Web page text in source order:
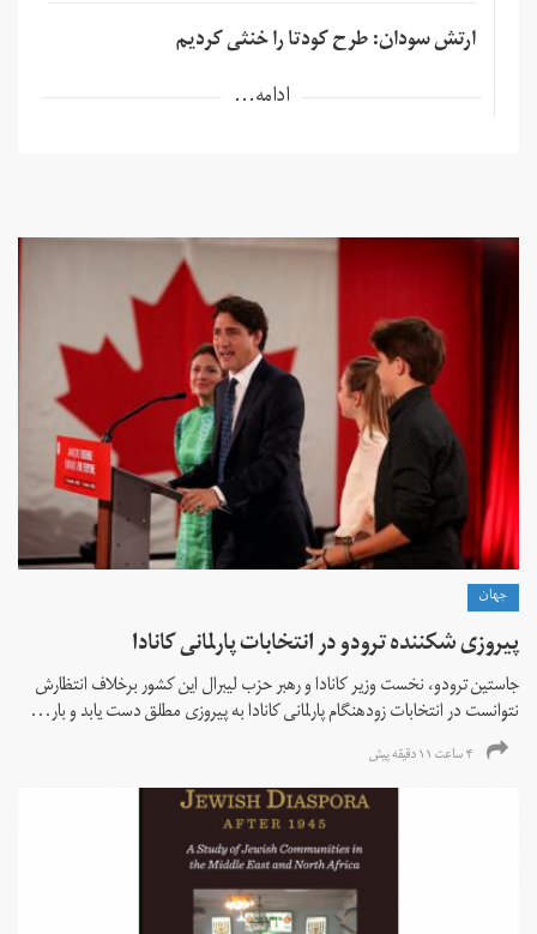
ارتش سودان: طرح کودتا را خنثی کردیم
ادامه...
جهان
پیروزی شکننده ترودو در انتخابات پارلمانی کانادا
جاستین ترودو، نخست وزیر کانادا و رهبر حزب لیبرال این کشور برخلاف انتظارش
نتوانست در انتخابات زود‌هنگام پارلمانی کانادا به پیروزی مطلق دست یابد و بار...
۴ ساعت ۱۱ دقیقه پیش